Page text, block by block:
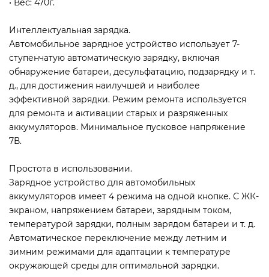
• Вес: 470г.
Интеллектуальная зарядка.
Автомобильное зарядное устройство использует 7-
ступенчатую автоматическую зарядку, включая
обнаружение батареи, десульфатацию, подзарядку и т.
д., для достижения наилучшей и наиболее
эффективной зарядки. Режим ремонта используется
для ремонта и активации старых и разряженных
аккумуляторов. Минимальное пусковое напряжение
7В.
Простота в использовании.
Зарядное устройство для автомобильных
аккумуляторов ​имеет 4 режима на одной кнопке. С ЖК-
экраном, напряжением батареи, зарядным током,
температурой зарядки, полным зарядом батареи и т. д.
Автоматическое переключение между летним и
зимним режимами для адаптации к температуре
окружающей среды для оптимальной зарядки.